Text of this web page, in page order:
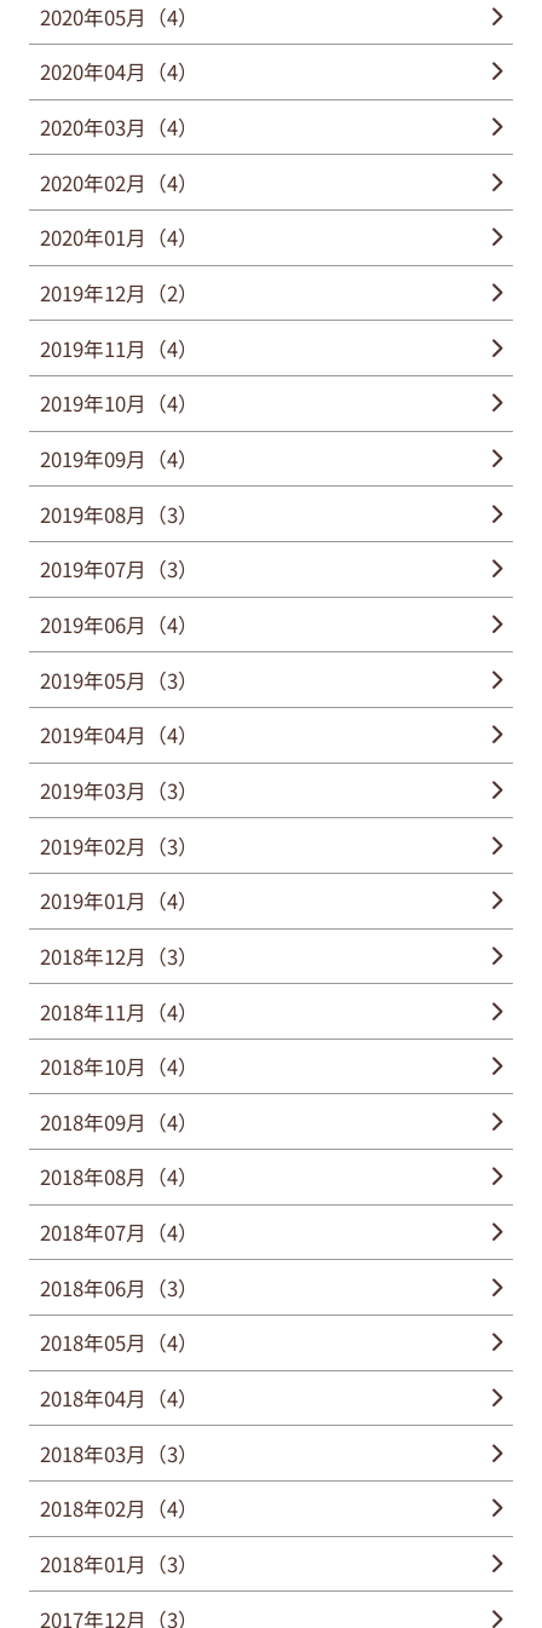
2020年05月（4）
2020年04月（4）
2020年03月（4）
2020年02月（4）
2020年01月（4）
2019年12月（2）
2019年11月（4）
2019年10月（4）
2019年09月（4）
2019年08月（3）
2019年07月（3）
2019年06月（4）
2019年05月（3）
2019年04月（4）
2019年03月（3）
2019年02月（3）
2019年01月（4）
2018年12月（3）
2018年11月（4）
2018年10月（4）
2018年09月（4）
2018年08月（4）
2018年07月（4）
2018年06月（3）
2018年05月（4）
2018年04月（4）
2018年03月（3）
2018年02月（4）
2018年01月（3）
2017年12月（3）